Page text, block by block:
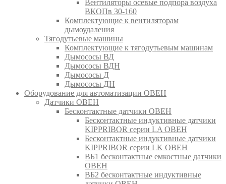
Вентиляторы осевые подпора воздуха
ВКОПв 30-160
Комплектующие к вентиляторам
дымоудаления
Тягодутьевые машины
Комплектующие к тягодутьевым машинам
Дымососы ВД
Дымососы ВДН
Дымососы Д
Дымососы ДН
Оборудование для автоматизации ОВЕН
Датчики ОВЕН
Бесконтактные датчики ОВЕН
Бесконтактные индуктивные датчики
KIPPRIBOR серии LA ОВЕН
Бесконтактные индуктивные датчики
KIPPRIBOR серии LK ОВЕН
ВБ1 бесконтактные емкостные датчики
ОВЕН
ВБ2 бесконтактные индуктивные